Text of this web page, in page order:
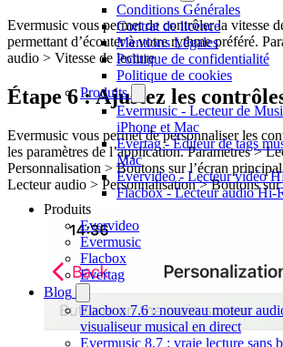
Conditions Générales
Contrat de licence
Mentions Légales
Politique de confidentialité
Politique de cookies
Produits
Evermusic - Lecteur de
iPhone et Mac
Evertag - Éditeur de tags
Mac
Evervideo - Lecteur vidéo
Flacbox - Lecteur audio Hi-
Produits
Evervideo
Evermusic
Flacbox
Evertag
Blog
Flacbox 7.6 : nouveau moteur
visualiseur musical en direct
Evermusic 8.7 : vraie lecture sans
Evermusic vous permet de contrôler la vitesse
permettant d’écouter à votre rythme préféré.
audio > Vitesse de lecture
Étape 6 : Ajustez les
Evermusic vous permet de personnaliser les
les paramètres de l’application. Paramètres >
Personnalisation > Boutons sur l’écran
Lecteur audio > Personnalisation > Boutons